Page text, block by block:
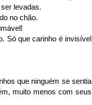
levadas.
no chão.
Só que carinho é invisível
que ninguém se sentia
muito menos com seus